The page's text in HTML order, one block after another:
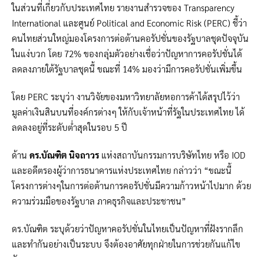
ในส่วนที่เกี่ยวกับประเทศไทย รายงานสำรวจของ Transparency
International และศูนย์ Political and Economic Risk (PERC) ชี้ว่า
คนไทยส่วนใหญ่มองโครงการต่อต้านคอรัปชั่นของรัฐบาลชุดปัจจุบัน
ในแง่บวก โดย 72% ของกลุ่มตัวอย่างเชื่อว่าปัญหาการคอรัปชั่นได้
ลดลงภายใต้รัฐบาลชุดนี้ ขณะที่ 14% มองว่ามีการคอรัปชั่นเพิ่มขึ้น
โดย PERC ระบุว่า งานวิจัยของมหาวิทยาลัยหอการค้าได้สรุปไว้ว่า
มูลค่าเงินสินบนที่องค์กรต่างๆ ให้กับเจ้าหน้าที่รัฐในประเทศไทย ได้
ลดลงอยู่ที่ระดับต่ำสุดในรอบ 5 ปี
ด้าน ดร.บัณฑิต นิจถาวร แห่งสถาบันกรรมการบริษัทไทย หรือ IOD
และอดีตรองผู้ว่าการธนาคารแห่งประเทศไทย กล่าวว่า “ขณะนี้
โครงการต่างๆในการต่อต้านการคอรัปชั่นมีความก้าวหน้าไปมาก ด้วย
ความร่วมมือของรัฐบาล ภาคธุรกิจและประชาชน”
ดร.บัณฑิต ระบุด้วยว่าปัญหาคอรัปชั่นในไทยเป็นปัญหาที่ฝังรากลึก
และทำกันอย่างเป็นระบบ จึงต้องอาศัยทุกฝ่ายในการช่วยกันแก้ไข